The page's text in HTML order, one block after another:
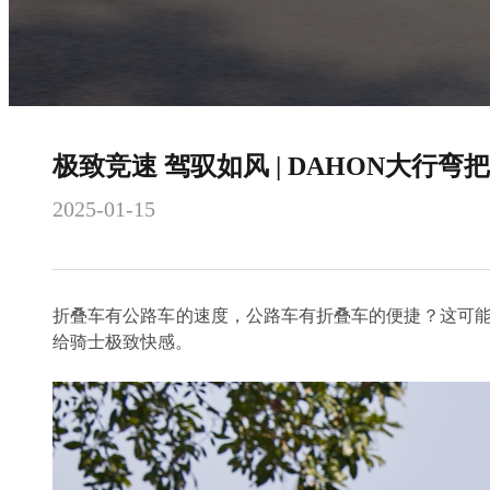
极致竞速 驾驭如风 | DAHON大行弯
2025-01-15
折叠车有公路车的速度，公路车有折叠车的便捷？这可
给骑士极致快感。